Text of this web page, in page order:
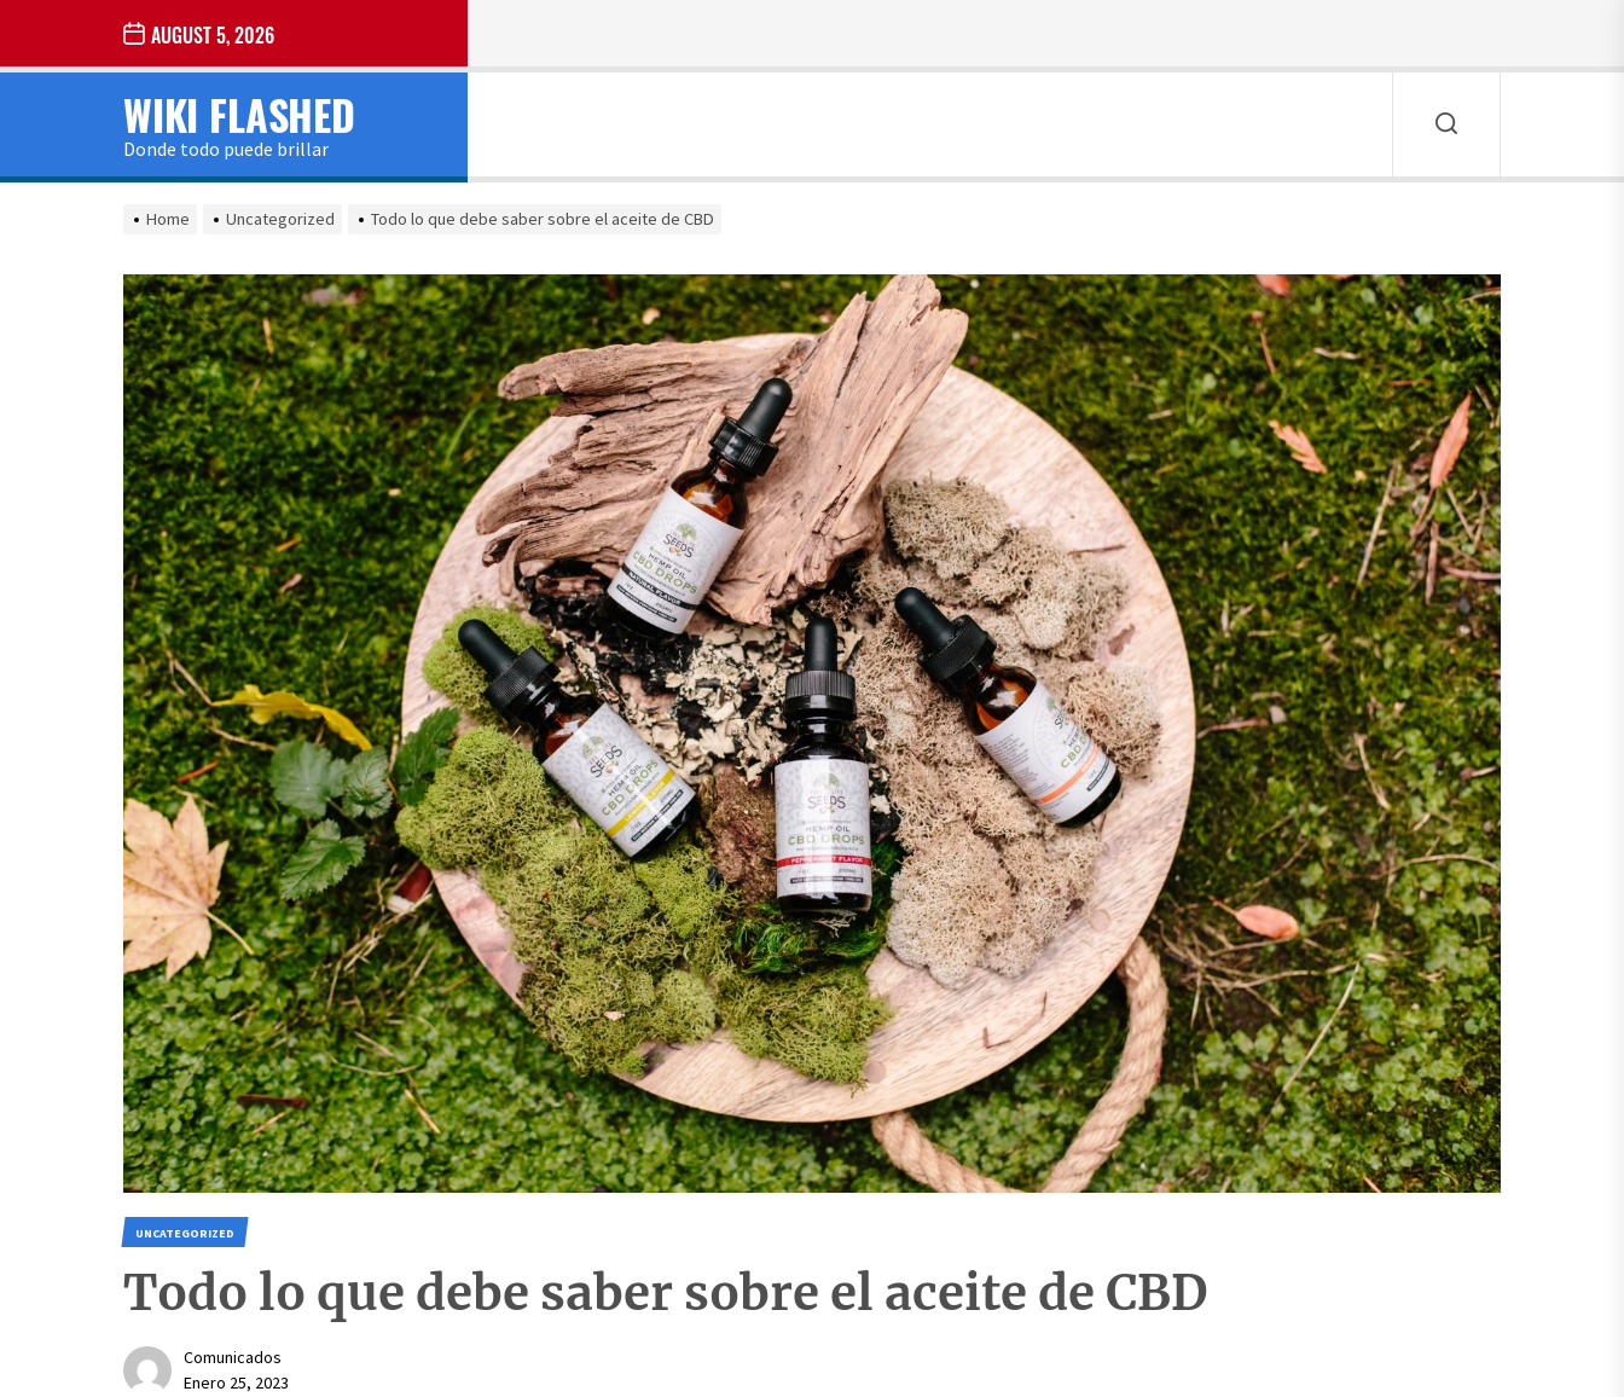
the
AUGUST 5, 2026
WIKI FLASHED
Donde todo puede brillar
Home Uncategorized Todo lo que debe saber sobre el aceite de CBD
UNCATEGORIZED
Todo lo que debe saber sobre el aceite de CBD
Comunicados
Enero 25, 2023